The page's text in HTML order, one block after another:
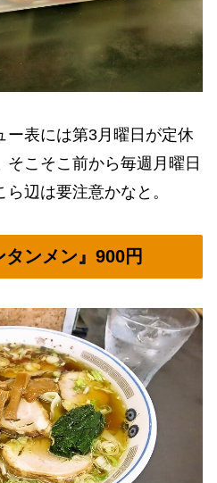
ー表には第3月曜日が定休
そこそこ前から毎週月曜日
辺は要注意かなと。
タンメン』900円